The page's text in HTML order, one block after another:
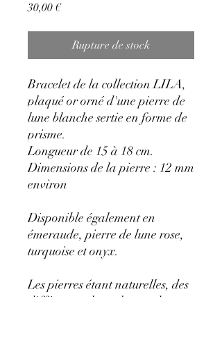
30,00 €Prix
Rupture de stock
Bracelet de la collection LILA,
plaqué or orné d'une pierre de
lune blanche sertie en forme de
prisme.
Longueur de 15 à 18 cm.
Dimensions de la pierre : 12 mm
environ
Disponible également en
émeraude, pierre de lune rose,
turquoise et onyx.
Les pierres étant naturelles, des
différences de couleur et de